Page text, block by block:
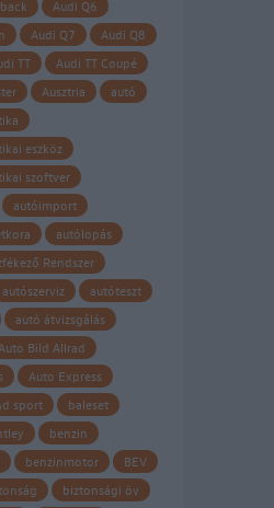
Audi Q6
Audi Q7
Audi Q8
TT
Audi TT Coupé
Ausztria
autó
eszköz
szoftver
autóimport
autólopás
Rendszer
autószerviz
autóteszt
autó átvizsgálás
Auto Bild Allrad
Auto Express
sport
baleset
benzin
benzinmotor
BEV
biztonsági öv